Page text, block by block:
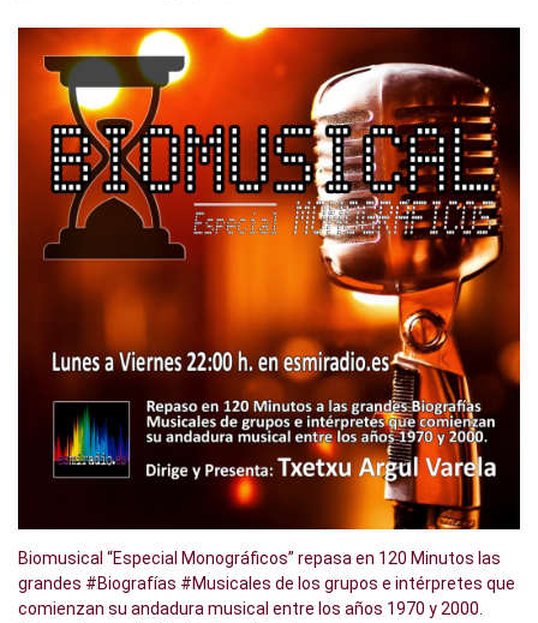
Biomusical “Especial Monográficos” repasa en 120 Minutos las
grandes #Biografías #Musicales de los grupos e intérpretes que
comienzan su andadura musical entre los años 1970 y 2000.